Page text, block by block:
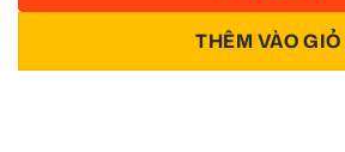
THÊM VÀO GIỎ